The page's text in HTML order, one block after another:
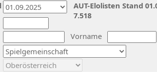
Vorname
AUT-Elolisten Stand
7.518